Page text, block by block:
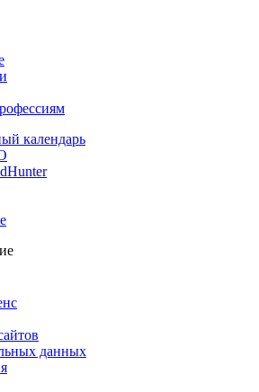
календарь
данных